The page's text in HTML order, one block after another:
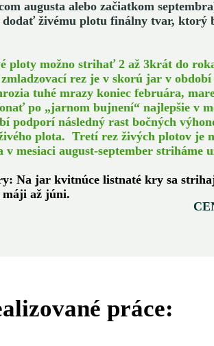
augusta alebo začiatkom
živému plotu finálny tvar, ktorý
ploty možno strihať 2 až 3krát do
rez je v skorú jar v období
tuhé mrazy koniec februára,
po „jarnom bujnení“ najlepšie v
podporí následný rast bočných
plota. Tretí rez živých plotov je
v mesiaci august-september striháme
Na jar kvitnúce listnaté kry sa
až júni.
práce: